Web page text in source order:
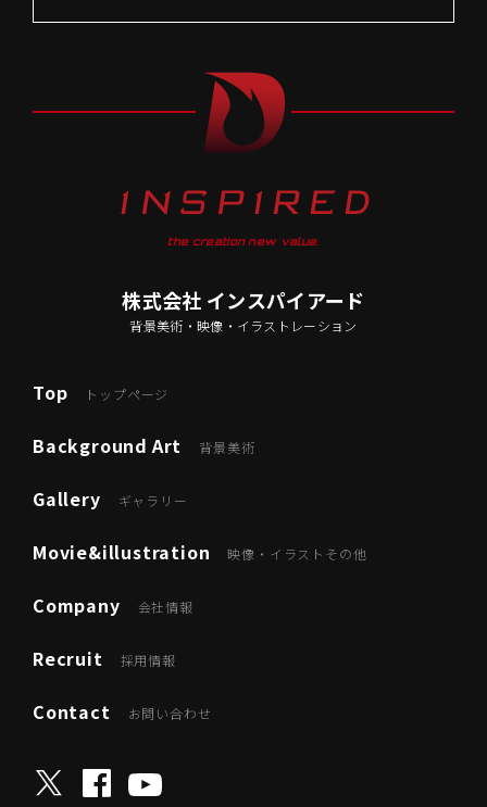
the creation new value.
株式会社 インスパイアード
背景美術・映像・イラストレーション
Top トップページ
Background Art 背景美術
Gallery ギャラリー
Movie&illustration 映像・イラストその他
Company 会社情報
Recruit 採用情報
Contact お問い合わせ